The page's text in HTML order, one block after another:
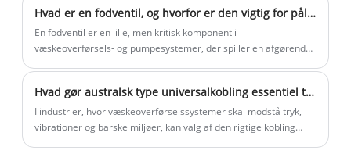
Hvad er en fodventil, og hvorfor er den vigtig for pålidelige væskekontrolsystemer
En fodventil er en lille, men kritisk komponent i
væskeoverførsels- og pumpesystemer, der spiller en afgørende
kan valg af den forkerte fodventil føre til effektivitetstab, hyppig
vedligeholdelse eller fuldstændig systemfejl. Denne
dybdegående guide udforsker, hvad en fodventil er, hvordan den
Hvad gør australsk type universalkobling essentiel til moderne industrielle applikationer?
​I industrier, hvor væskeoverførselssystemer skal modstå tryk,
vibrationer og barske miljøer, kan valg af den rigtige kobling